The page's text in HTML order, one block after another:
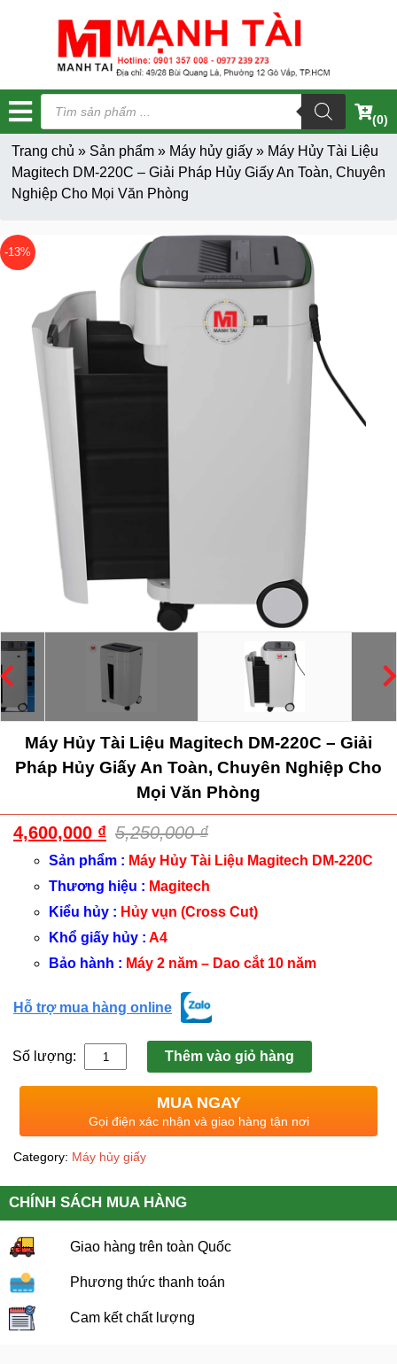
Tìm
kiếm
sản
phẩm
(0)
Trang chủ » Sản phẩm» Máy hủy giấy» Máy Hủy Tài Liệu
Magitech DM-220C – Giải Pháp Hủy Giấy An Toàn, Chuyên
Nghiệp Cho Mọi Văn Phòng
-13%
Máy Hủy Tài Liệu Magitech DM-220C – Giải
Pháp Hủy Giấy An Toàn, Chuyên Nghiệp Cho
Mọi Văn Phòng
5,250,000₫
4,600,000 ₫
Sản phẩm : Máy Hủy Tài Liệu Magitech DM-220C
Thương hiệu : Magitech
Kiểu hủy : Hủy vụn (Cross Cut)
Khổ giấy hủy : A4
Bảo hành : Máy 2 năm – Dao cắt 10 năm
Hỗ trợ mua hàng online
Số lượng: Thêm vào giỏ hàng
MUA NGAY
Gọi điện xác nhận và giao hàng tận nơi
Category: Máy hủy giấy
CHÍNH SÁCH MUA HÀNG
Giao hàng trên toàn Quốc
Phương thức thanh toán
Cam kết chất lượng